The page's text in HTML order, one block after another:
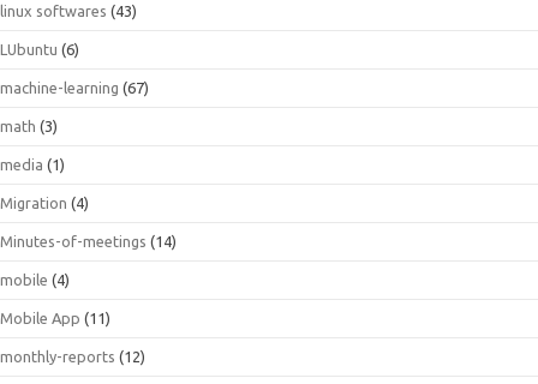
linux softwares (43)
LUbuntu (6)
machine-learning (67)
math (3)
media (1)
Migration (4)
Minutes-of-meetings (14)
mobile (4)
Mobile App (11)
monthly-reports (12)